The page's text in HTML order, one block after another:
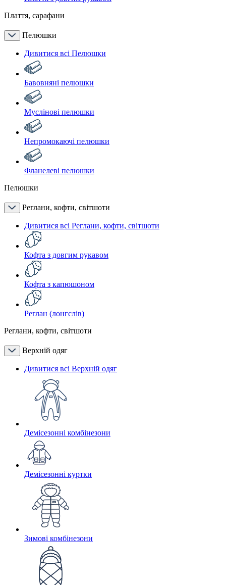
Плаття, сарафани
Пелюшки
Дивитися всі Пелюшки
Бавовняні пелюшки
Муслінові пелюшки
Непромокаючі пелюшки
Фланелеві пелюшки
Пелюшки
Реглани, кофти, світшоти
Дивитися всі Реглани, кофти, світшоти
Кофта з довгим рукавом
Кофта з капюшоном
Реглан (лонгслів)
Реглани, кофти, світшоти
Верхній одяг
Дивитися всі Верхній одяг
Демісезонні комбінезони
Демісезонні куртки
Зимові комбінезони